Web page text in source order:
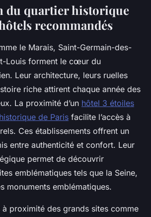
du quartier historique
recommandés
le Marais, Saint-Germain-des-
Louis forment le cœur du
Leur architecture, leurs ruelles
riche attirent chaque année des
La proximité d’un hôtel 3 étoiles
de Paris facilite l’accès à
Ces établissements offrent un
entre authenticité et confort. Leur
permet de découvrir
emblématiques tels que la Seine,
monuments emblématiques.
à proximité des grands sites comme